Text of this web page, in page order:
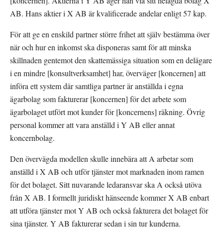
AB. Hans aktier i X AB är kvalificerade andelar enligt 57 kap.
För att ge en enskild partner större frihet att själv bestämma över
när och hur en inkomst ska disponeras samt för att minska
skillnaden gentemot den skattemässiga situation som en delägare
i en mindre [konsultverksamhet] har, överväger [koncernen] att
införa ett system där samtliga partner är anställda i egna
ägarbolag som fakturerar [koncernen] för det arbete som
ägarbolaget utfört mot kunder för [koncernens] räkning. Övrig
personal kommer att vara anställd i Y AB eller annat
koncernbolag.
Den övervägda modellen skulle innebära att A arbetar som
anställd i X AB och utför tjänster mot marknaden inom ramen
för det bolaget. Sitt nuvarande ledaransvar ska A också utöva
från X AB. I formellt juridiskt hänseende kommer X AB enbart
att utföra tjänster mot Y AB och också fakturera det bolaget för
sina tjänster. Y AB fakturerar sedan i sin tur kunderna.